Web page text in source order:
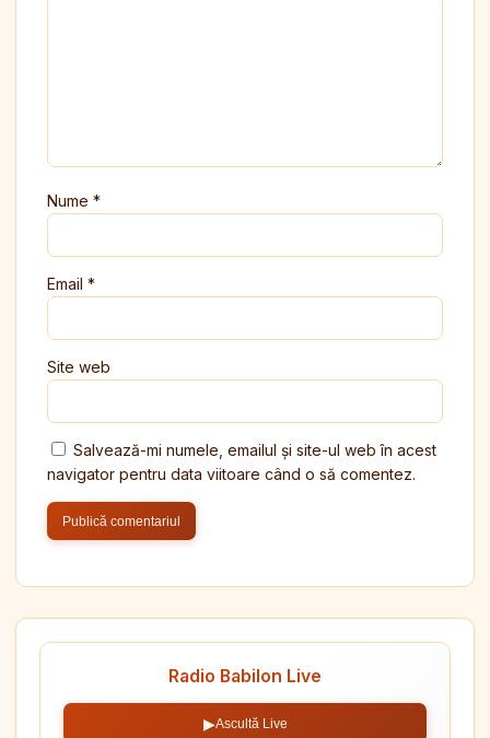
Nume *
Email *
Site web
Salvează-mi numele, emailul și site-ul web în acest
navigator pentru data viitoare când o să comentez.
Radio Babilon Live
▶Ascultă Live